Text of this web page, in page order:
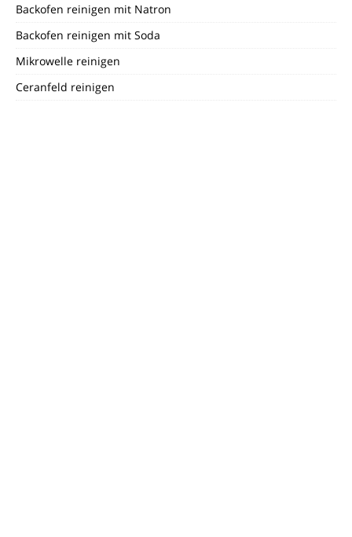
Backofen reinigen mit Natron
Backofen reinigen mit Soda
Mikrowelle reinigen
Ceranfeld reinigen